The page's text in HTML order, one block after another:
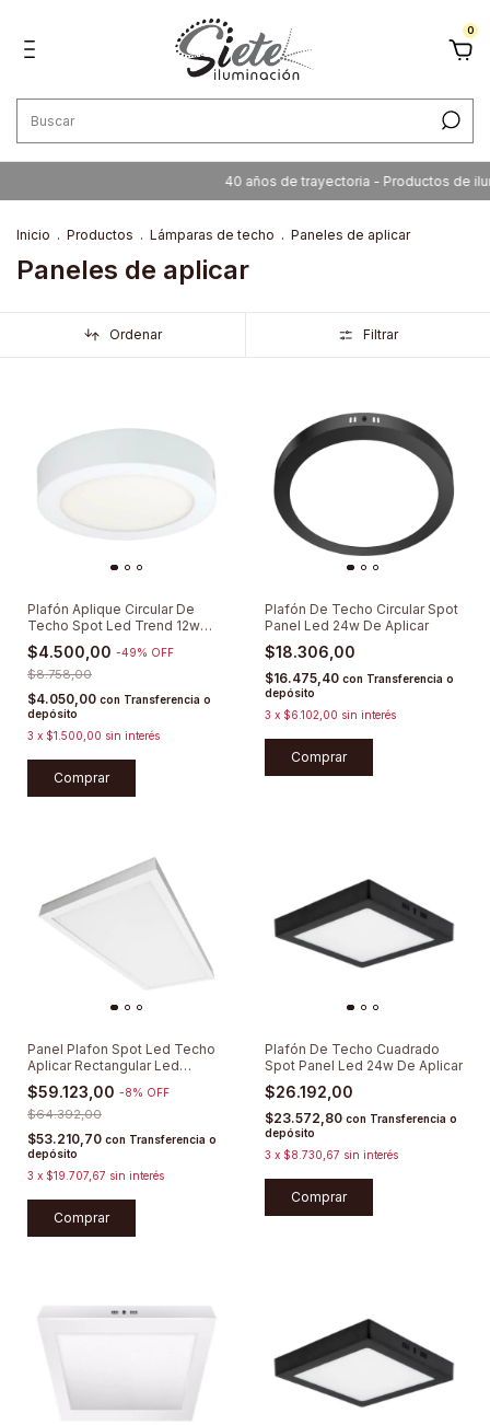
0
40 años de trayectoria - Productos de
Inicio . Productos . Lámparas de techo . Paneles de aplicar
Paneles de aplicar
Ordenar Filtrar
Plafón Aplique Circular De
Techo Spot Led Trend 12w
Lumenac
$4.500,00 -49% OFF
$8.758,00
$4.050,00 con Transferencia o
depósito
3 x $1.500,00 sin interés
Comprar
Plafón De Techo Circular Spot
Panel Led 24w De Aplicar
$18.306,00
$16.475,40 con Transferencia o
depósito
3 x $6.102,00 sin interés
Comprar
Panel Plafon Spot Led Techo
Aplicar Rectangular Led
60x30cm
$59.123,00 -8% OFF
$64.392,00
$53.210,70 con Transferencia o
depósito
3 x $19.707,67 sin interés
Comprar
Plafón De Techo Cuadrado
Spot Panel Led 24w De Aplicar
$26.192,00
$23.572,80 con Transferencia o
depósito
3 x $8.730,67 sin interés
Comprar